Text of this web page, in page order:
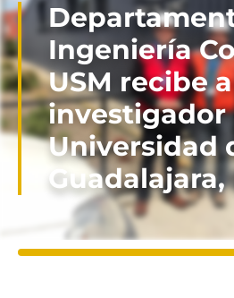
Ingeniería
USM recibe a
investigador
Universidad